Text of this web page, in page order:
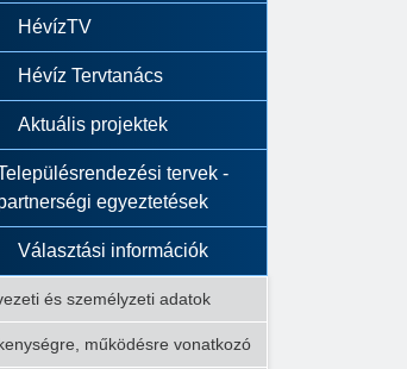
HévízTV
Hévíz Tervtanács
Aktuális projektek
tervek -
egyeztetések
Választási információk
és személyzeti adatok
működésre vonatkozó